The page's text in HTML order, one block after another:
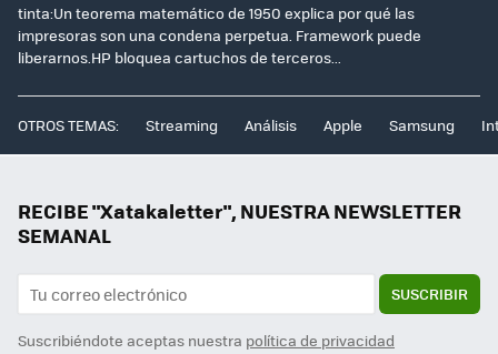
tinta:Un teorema matemático de 1950 explica por qué las
impresoras son una condena perpetua. Framework puede
liberarnos.HP bloquea cartuchos de terceros...
OTROS TEMAS: Streaming Análisis Apple Samsung
RECIBE "Xatakaletter", NUESTRA NEWSLETTER
SEMANAL
SUSCRIBIR
Suscribiéndote aceptas nuestra política de privacidad